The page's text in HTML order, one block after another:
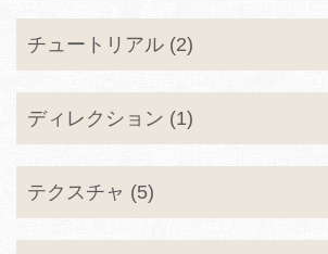
チュートリアル (2)
ディレクション (1)
テクスチャ (5)